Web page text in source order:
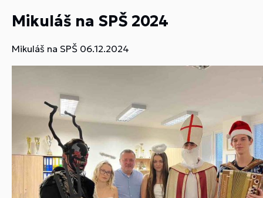
Mikuláš na SPŠ 2024
Mikuláš na SPŠ 06.12.2024